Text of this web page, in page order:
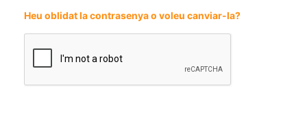
Heu oblidat la contrasenya o voleu canviar-la?